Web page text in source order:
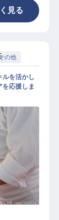
見る
の他
ルを活かし
を応援しま